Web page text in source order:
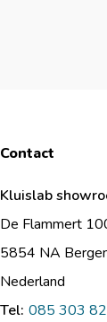
Contact
Kluislab
De Flammert
5854 NA
Nederland
Tel: 085 303